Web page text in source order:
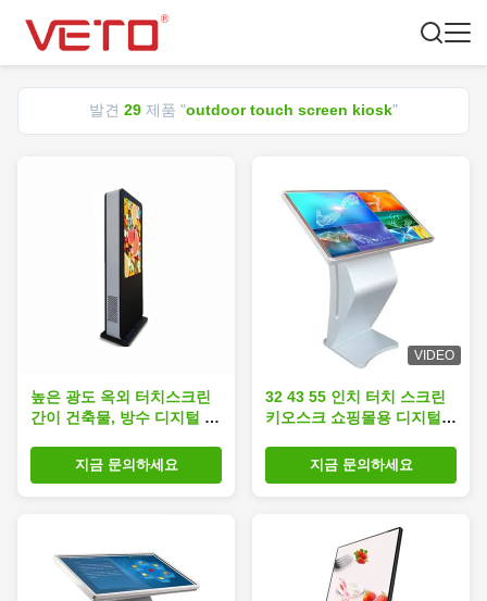
발견 29 제품 "outdoor touch screen kiosk"
높은 광도 옥외 터치스크린
간이 건축물, 방수 디지털 방
지금 문의하세요
VIDEO
32 43 55 인치 터치 스크린
키오스크 쇼핑몰용 디지털
지금 문의하세요